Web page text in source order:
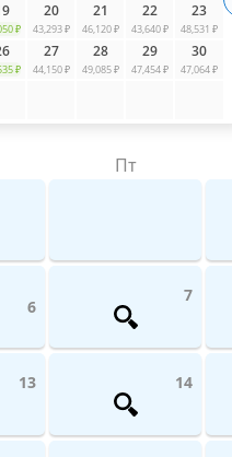
₽
20
43,293 ₽
21
46,120 ₽
22
43,640 ₽
23
48,531 ₽
₽
27
44,150 ₽
28
49,085 ₽
29
47,454 ₽
30
47,064 ₽
UniTicket.ru. На сайте
Пт
6
7
13 14